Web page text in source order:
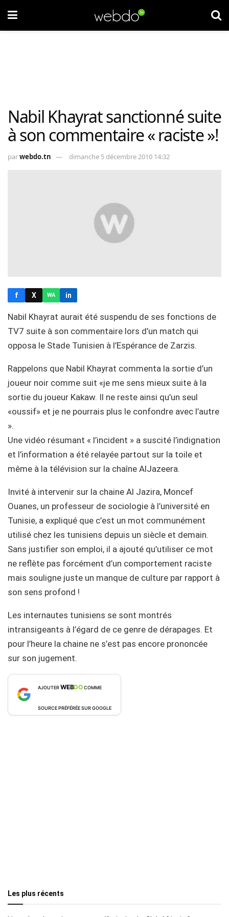
Nabil Khayrat sanctionné suite
à son commentaire « raciste »!
parwebdo.tn dimanche 5 décembre 2010 14:32
f X WA in
Nabil Khayrat aurait été suspendu de ses fonctions de
TV7 suite à son commentaire lors d’un match qui
opposa le Stade Tunisien à l’Espérance de Zarzis.
Rappelons que Nabil Khayrat commenta la sortie d’un
joueur noir comme suit «je me sens mieux suite à la
sortie du joueur Kakaw. Il ne reste ainsi qu’un seul
«oussif» et je ne pourrais plus le confondre avec l’autre
».
Une vidéo résumant « l’incident » a suscité l’indignation
et l’information a été relayée partout sur la toile et
même à la télévision sur la chaîne AlJazeera.
Invité à intervenir sur la chaine Al Jazira, Moncef
Ouanes, un professeur de sociologie à l’université en
Tunisie, a expliqué que c’est un mot communément
utilisé chez les tunisiens depuis un siècle et demain.
Sans justifier son emploi, il a ajouté qu’utiliser ce mot
ne reflète pas forcément d’un comportement raciste
mais souligne juste un manque de culture par rapport à
son sens profond !
Les internautes tunisiens se sont montrés
intransigeants à l’égard de ce genre de dérapages. Et
pour l’heure la chaine ne s’est pas encore prononcée
sur son jugement.
AJOUTERWEBDOCOMME
SOURCE PRÉFÉRÉE SUR GOOGLE
Les plus récents